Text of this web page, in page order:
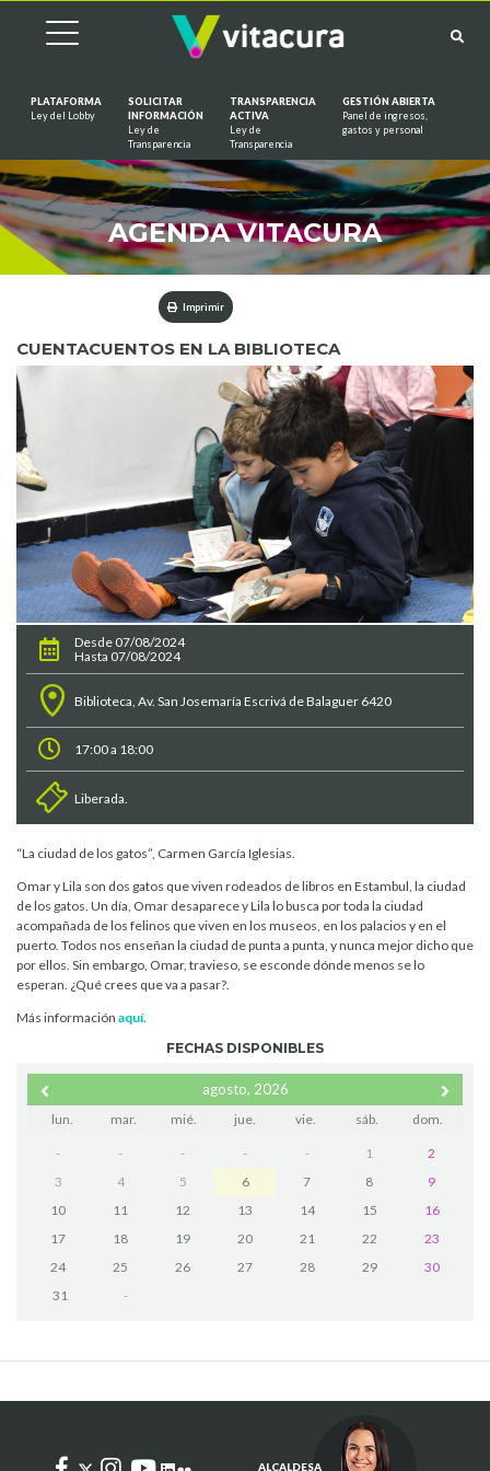
PLATAFORMA
Ley del Lobby
SOLICITAR
INFORMACIÓN
Ley de
Transparencia
TRANSPARENCIA
ACTIVA
Ley de
Transparencia
GESTIÓN ABIERTA
Panel de ingresos,
gastos y personal
AGENDA VITACURA
Imprimir
CUENTACUENTOS EN LA BIBLIOTECA
Desde 07/08/2024
Hasta 07/08/2024
Biblioteca, Av. San Josemaría Escrivá de Balaguer 6420
17:00 a 18:00
Liberada.
“La ciudad de los gatos”, Carmen García Iglesias.
Omar y Lila son dos gatos que viven rodeados de libros en Estambul, la ciudad
de los gatos. Un día, Omar desaparece y Lila lo busca por toda la ciudad
acompañada de los felinos que viven en los museos, en los palacios y en el
puerto. Todos nos enseñan la ciudad de punta a punta, y nunca mejor dicho que
por ellos. Sin embargo, Omar, travieso, se esconde dónde menos se lo
esperan. ¿Qué crees que va a pasar?.
Más información aquí.
FECHAS DISPONIBLES
agosto, 2026
lun. mar. mié. jue. vie. sáb. dom.
- - - - - 1
2
3
4 5 6 7 8
9
10
11 12 13 14 15
16
17
18 19 20 21 22
23
24
25 26 27 28 29
30
31
-
ALCALDESA